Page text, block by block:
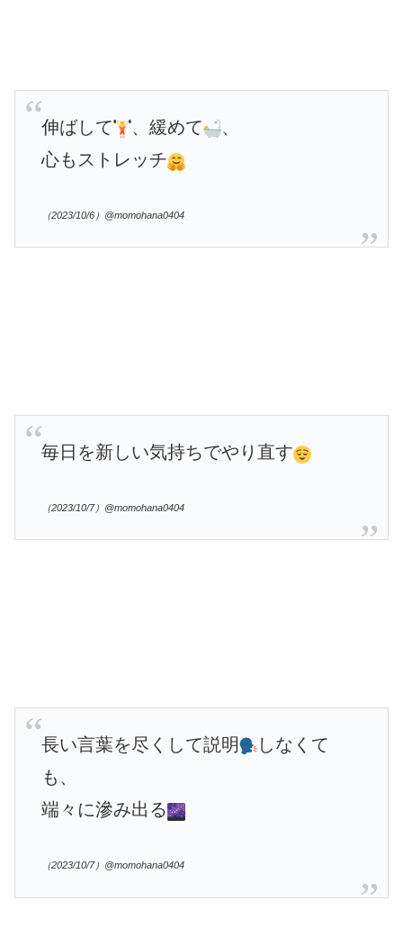
伸ばして 、緩めて
、
心もストレッチ
（2023/10/6）@momohana0404
毎日を新しい気持ちでやり直す
（2023/10/7）@momohana0404
長い言葉を尽くして説明
しなくて
も、
端々に滲み出る
（2023/10/7）@momohana0404